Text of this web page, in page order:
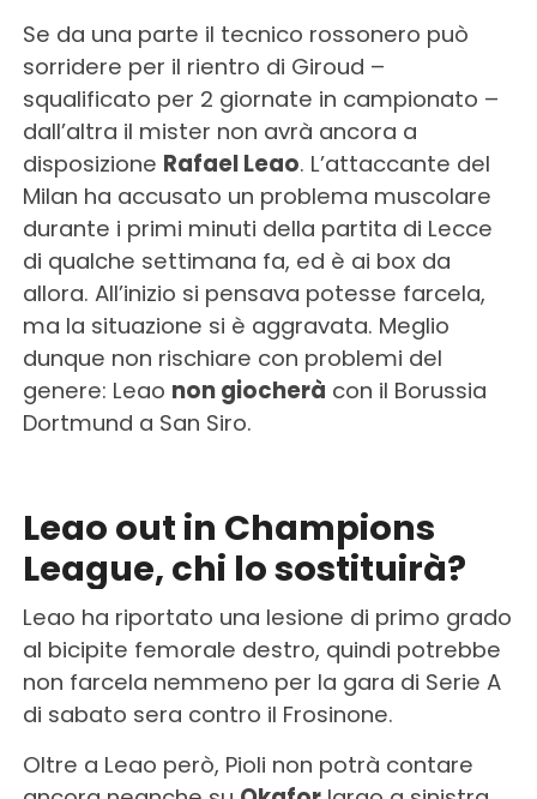
Se da una parte il tecnico rossonero può
sorridere per il rientro di Giroud –
squalificato per 2 giornate in campionato –
dall’altra il mister non avrà ancora a
disposizione Rafael Leao. L’attaccante del
Milan ha accusato un problema muscolare
durante i primi minuti della partita di Lecce
di qualche settimana fa, ed è ai box da
allora. All’inizio si pensava potesse farcela,
ma la situazione si è aggravata. Meglio
dunque non rischiare con problemi del
genere: Leao non giocherà con il Borussia
Dortmund a San Siro.
Leao out in Champions
League, chi lo sostituirà?
Leao ha riportato una lesione di primo grado
al bicipite femorale destro, quindi potrebbe
non farcela nemmeno per la gara di Serie A
di sabato sera contro il Frosinone.
Oltre a Leao però, Pioli non potrà contare